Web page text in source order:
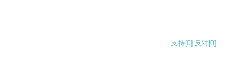
支持[0] 反对[0]